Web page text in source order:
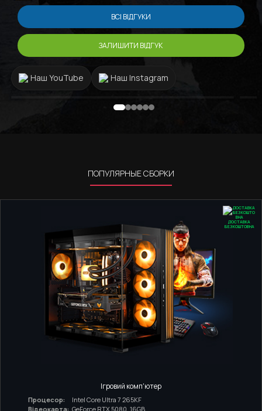
ВСІ ВІДГУКИ
ЗАЛИШИТИ ВІДГУК
Наш YouTube Наш Instagram
ПОПУЛЯРНЫЕ СБОРКИ
ДОСТАВКА
БЕЗКОШТОВНА
Ігровий комп'ютер
Процесор:
Intel Core Ultra 7 265KF
Відеокарта: GeForce RTX 5080, 16GB